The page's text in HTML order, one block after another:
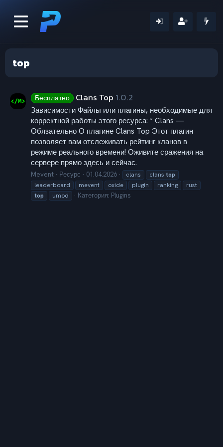
top
Бесплатно Clans Top 1.0.2
Зависимости Файлы или плагины, необходимые для
корректной работы этого ресурса: * Clans —
Обязательно О плагине Clans Top Этот плагин
позволяет вам отслеживать рейтинг кланов в
режиме реального времени! Оживите сражения на
сервере прямо здесь и сейчас.
Mevent Ресурс 01.04.2026 clans clans top
leaderboard
mevent oxide plugin ranking
rust
top
umod Категория: Plugins